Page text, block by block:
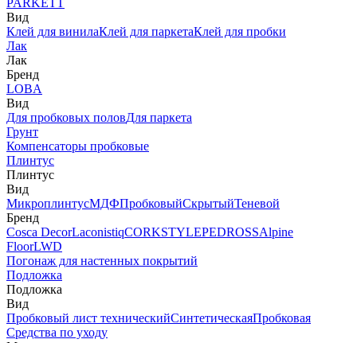
PARKETT
Вид
Клей для винилаКлей для паркетаКлей для пробки
Лак
Лак
Бренд
LOBA
Вид
Для пробковых половДля паркета
Грунт
Компенсаторы пробковые
Плинтус
Плинтус
Вид
МикроплинтусМДФПробковыйСкрытыйТеневой
Бренд
Cosca DecorLaconistiqCORKSTYLEPEDROSSAlpine
FloorLWD
Погонаж для настенных покрытий
Подложка
Подложка
Вид
Пробковый лист техническийСинтетическаяПробковая
Средства по уходу